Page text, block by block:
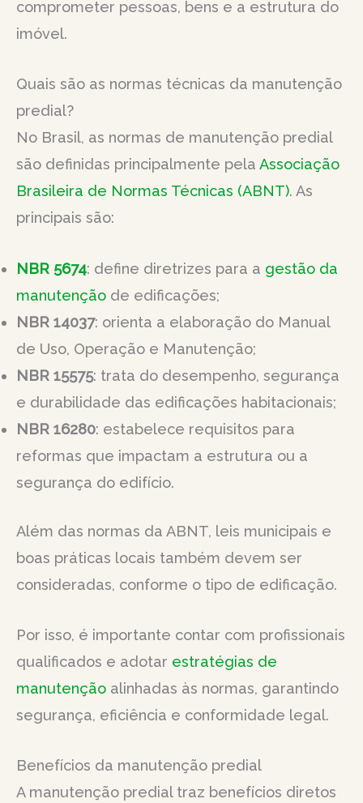
comprometer pessoas, bens e a estrutura do
imóvel.
Quais são as normas técnicas da manutenção
predial?
No Brasil, as normas de manutenção predial
são definidas principalmente pela Associação
Brasileira de Normas Técnicas (ABNT). As
principais são:
NBR 5674: define diretrizes para a gestão da
manutenção de edificações;
NBR 14037: orienta a elaboração do Manual
de Uso, Operação e Manutenção;
NBR 15575: trata do desempenho, segurança
e durabilidade das edificações habitacionais;
NBR 16280: estabelece requisitos para
reformas que impactam a estrutura ou a
segurança do edifício.
Além das normas da ABNT, leis municipais e
boas práticas locais também devem ser
consideradas, conforme o tipo de edificação.
Por isso, é importante contar com profissionais
qualificados e adotar estratégias de
manutenção alinhadas às normas, garantindo
segurança, eficiência e conformidade legal.
Benefícios da manutenção predial
A manutenção predial traz benefícios diretos